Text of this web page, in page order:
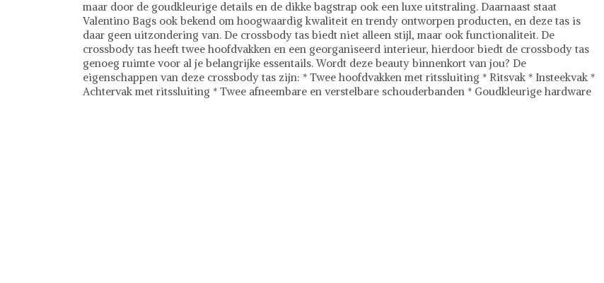
maar door de goudkleurige details en de dikke bagstrap ook een luxe uitstraling. Daarnaast staat
Valentino Bags ook bekend om hoogwaardig kwaliteit en trendy ontworpen producten, en deze tas is
daar geen uitzondering van. De crossbody tas biedt niet alleen stijl, maar ook functionaliteit. De
crossbody tas heeft twee hoofdvakken en een georganiseerd interieur, hierdoor biedt de crossbody tas
genoeg ruimte voor al je belangrijke essentails. Wordt deze beauty binnenkort van jou? De
eigenschappen van deze crossbody tas zijn: * Twee hoofdvakken met ritssluiting * Ritsvak * Insteekvak *
Achtervak met ritssluiting * Twee afneembare en verstelbare schouderbanden * Goudkleurige hardware